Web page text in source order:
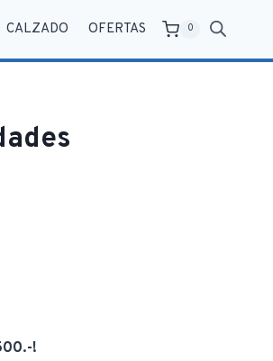
CALZADO OFERTAS 0
!